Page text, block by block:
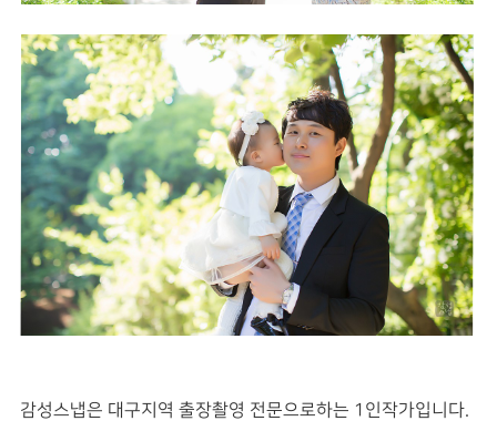
감성스냅은 대구지역 출장촬영 전문으로하는 1인작가입니다.